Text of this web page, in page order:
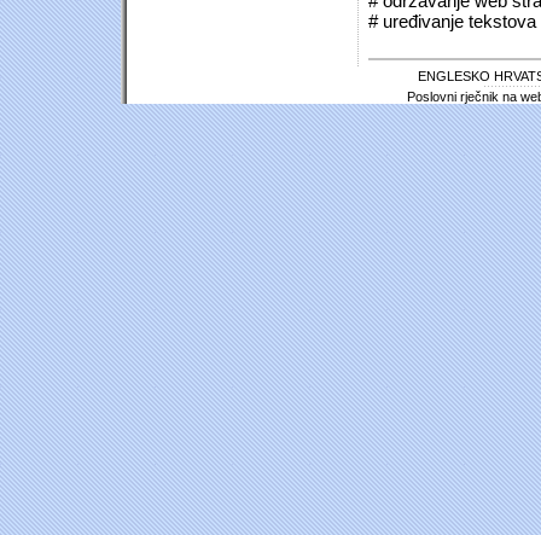
# uređivanje
ENGLESKO
Poslovni rječnik na